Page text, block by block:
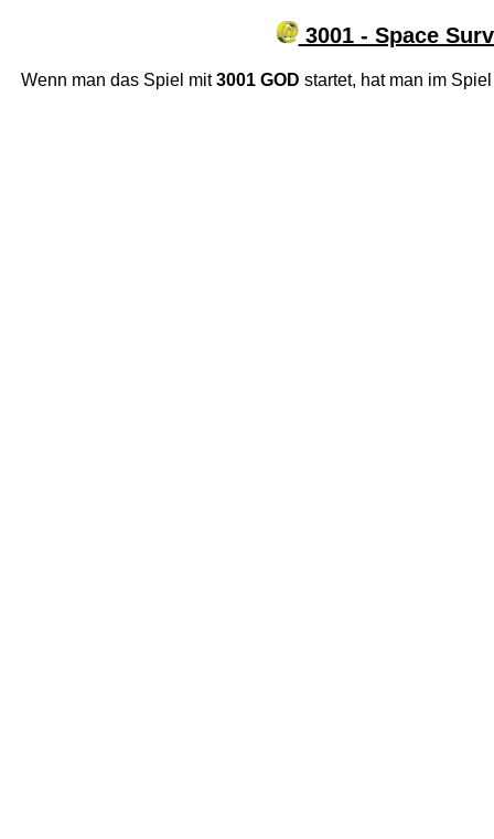
3001 - Space
Wenn man das Spiel mit3001 GOD startet, hat man im